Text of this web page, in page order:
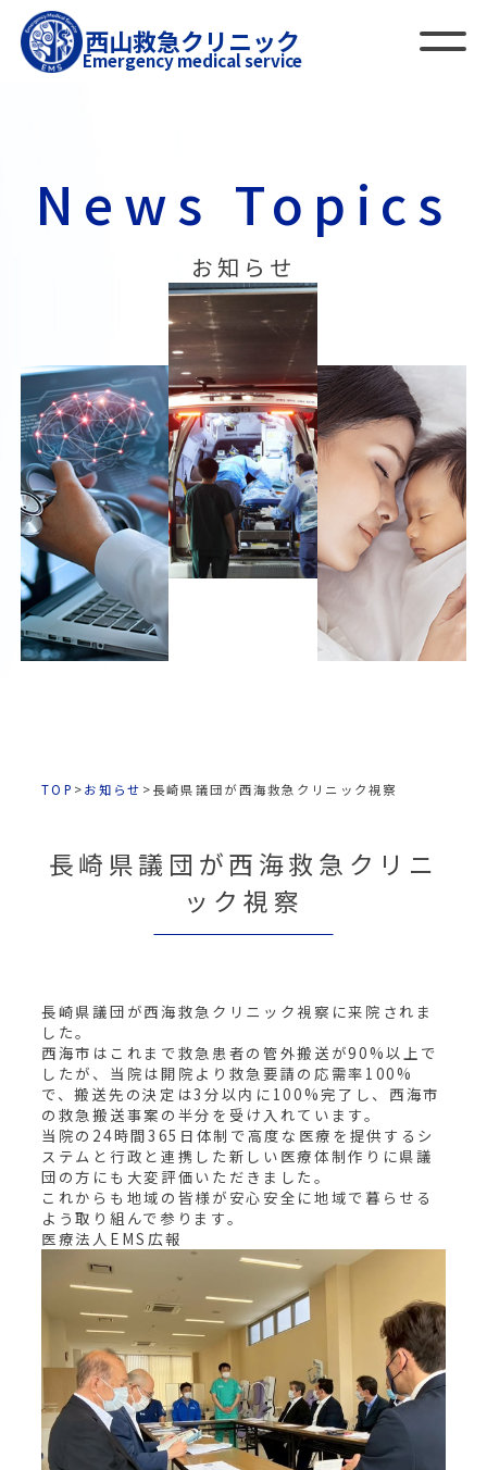
西山救急クリニック
Emergency medical service
News Topics
お知らせ
TOP >お知らせ >長崎県議団が西海救急クリニック視察
長崎県議団が西海救急クリニ
ック視察
長崎県議団が西海救急クリニック視察に来院されま
した。
西海市はこれまで救急患者の管外搬送が90%以上で
したが、当院は開院より救急要請の応需率100%
で、搬送先の決定は3分以内に100%完了し、西海市
の救急搬送事案の半分を受け入れています。
当院の24時間365日体制で高度な医療を提供するシ
ステムと行政と連携した新しい医療体制作りに県議
団の方にも大変評価いただきました。
これからも地域の皆様が安心安全に地域で暮らせる
よう取り組んで参ります。
医療法人EMS広報